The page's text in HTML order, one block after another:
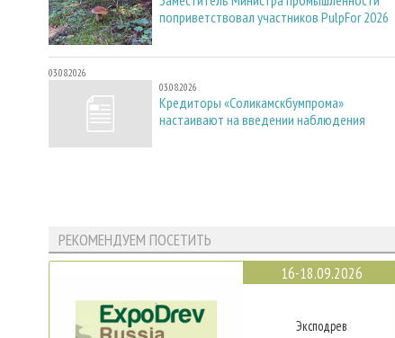
поприветствовал участников PulpFor 2026
03.08.2026
03.08.2026
Кредиторы «Соликамскбумпрома»
настаивают на введении наблюдения
РЕКОМЕНДУЕМ ПОСЕТИТЬ
16-18.09.2026
Эксподрев